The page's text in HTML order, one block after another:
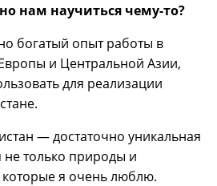
нам научиться чему-то?
богатый опыт работы в
и Центральной Азии,
для реализации
— достаточно уникальная
не только природы и
я очень люблю.